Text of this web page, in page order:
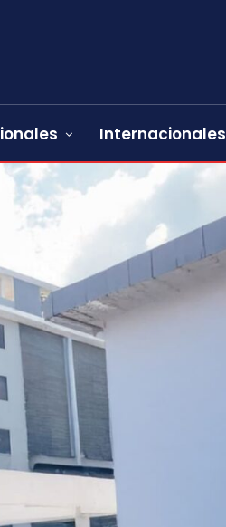
Internacionales